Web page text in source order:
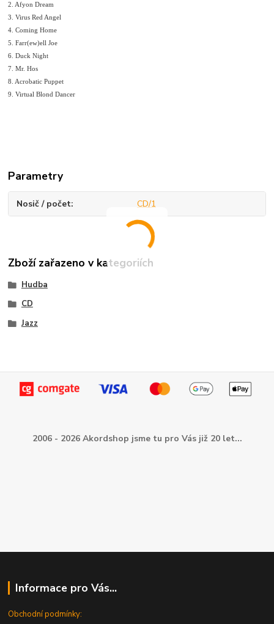
2. Afyon Dream
3. Virus Red Angel
4. Coming Home
5. Farr(ew)ell Joe
6. Duck Night
7. Mr. Hos
8. Acrobatic Puppet
9. Virtual Blond Dancer
Parametry
Nosič / počet CD/1
Zboží zařazeno v kategoriích
Hudba
CD
Jazz
2006 - 2026 Akordshop jsme tu pro Vás již 20 let...
Informace pro Vás...
Obchodní podmínky: